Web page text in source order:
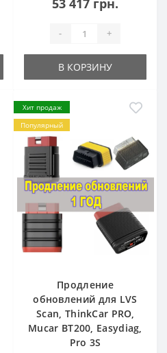
- +
В КОРЗИНУ
Хит продаж
Популярный
Продление
обновлений для LVS
Scan, ThinkCar PRO,
Mucar BT200, Easydiag,
Pro 3S